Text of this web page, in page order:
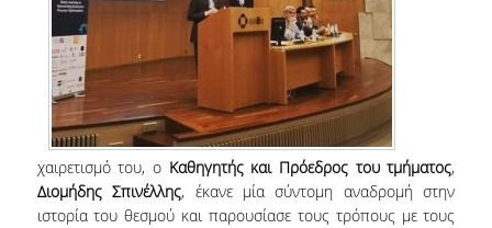
ΕΠΙΤΙΜΟΙ ΔΙΔΑΚΤΟΡΕΣ
ΕΠΙΣΚΕΠΤΕΣ ΚΑΘΗΓΗΤΕΣ
ΜΕΛΗ Ε.ΔΙ.Π.
ΜΕΛΗ Ε.Τ.Ε.Π.
ΔΙΟΙΚΗΤΙΚΟ ΠΡΟΣΩΠΙΚΟ
χαιρετισμό του, ο Καθηγητής και Πρόεδρος του τμήματος,
Διομήδης Σπινέλλης, έκανε μία σύντομη αναδρομή στην
ιστορία του θεσμού και παρουσίασε τους τρόπους με τους